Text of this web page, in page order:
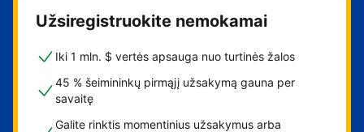
namus
Užsiregistruokite nemokamai
Iki 1 mln. $ vertės apsauga nuo turtinės žalos
45 % šeimininkų pirmąjį užsakymą gauna per
savaitę
Galite rinktis momentinius užsakymus arba